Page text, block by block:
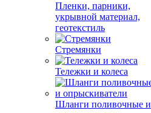
Пленки, парники,
укрывной материал,
геотекстиль
Стремянки
Тележки и колеса
Шланги поливочные и